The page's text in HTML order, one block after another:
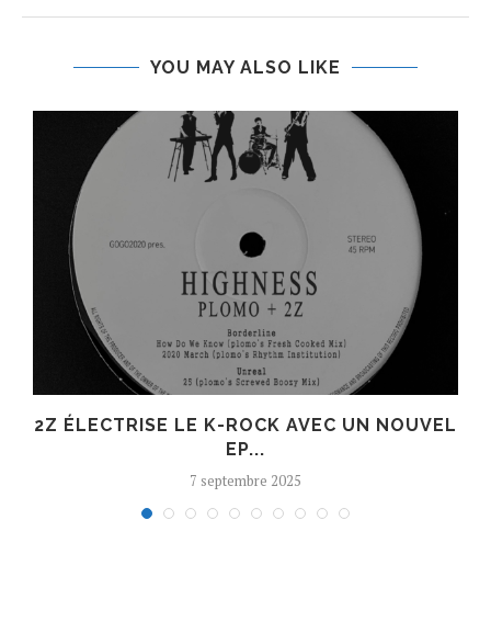
YOU MAY ALSO LIKE
2Z ÉLECTRISE LE K-ROCK AVEC UN NOUVEL
EP...
7 septembre 2025